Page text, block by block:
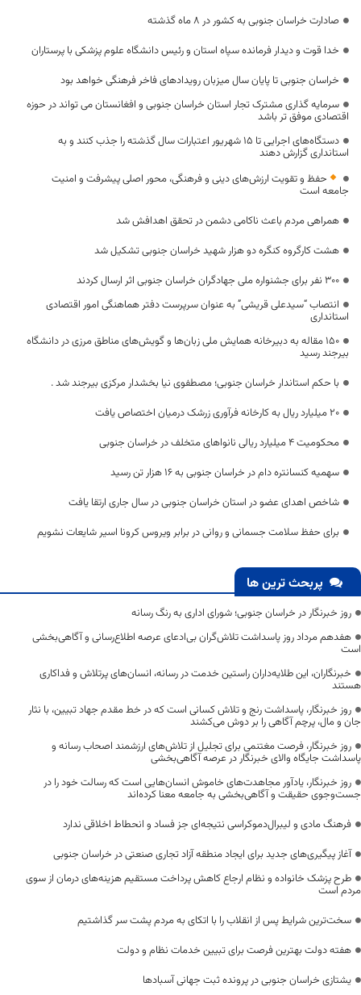
صادارت خراسان جنوبی به کشور در 8 ماه گذشته
خدا قوت و دیدار فرمانده سپاه استان و رئیس دانشگاه علوم پزشکی با پرستاران
خراسان جنوبی تا پایان سال میزبان رویدادهای فاخر فرهنگی خواهد بود
سرمایه گذاری مشترک تجار استان خراسان جنوبی و افغانستان می تواند در حوزه
اقتصادی موفق تر باشد
دستگاه‌های اجرایی تا ۱۵ شهریور اعتبارات سال گذشته را جذب کنند و به
استانداری گزارش دهند
حفظ و تقویت ارزش‌های دینی و فرهنگی، محور اصلی پیشرفت و امنیت
جامعه است
همراهی مردم باعث ناکامی دشمن در تحقق اهدافش شد
هشت کارگروه کنگره دو هزار شهید خراسان جنوبی تشکیل شد
۳۰۰ نفر برای جشنواره ملی جهادگران خراسان جنوبی اثر ارسال کردند
انتصاب “سیدعلی قریشی” به عنوان سرپرست دفتر هماهنگی امور اقتصادی
استانداری
۱۵۰ مقاله به دبیرخانه همایش ملی زبان‌ها و گویش‌های مناطق مرزی در دانشگاه
بیرجند رسید
با حکم استاندار خراسان جنوبی؛ مصطفوی نیا بخشدار مرکزی بیرجند شد .
20 میلیارد ریال به کارخانه فرآوری زرشک درمیان اختصاص یافت
محکومیت ۴ میلیارد ریالی نانوا‌های متخلف در خراسان جنوبی
سهمیه کنسانتره دام در خراسان جنوبی به ۱۶ هزار تن رسید
شاخص اهدای عضو در استان خراسان جنوبی در سال جاری ارتقا یافت
برای حفظ سلامت جسمانی و روانی در برابر ویروس کرونا اسیر شایعات نشویم
پربحث ترین ها
روز خبرنگار در خراسان جنوبی؛ شورای اداری به رنگ رسانه
هفدهم مرداد روز پاسداشت تلاش‌گران بی‌ادعای عرصه اطلاع‌رسانی و آگاهی‌بخشی
است
خبرنگاران، این طلایه‌داران راستین خدمت در رسانه، انسان‌های پرتلاش و فداکاری
هستند
روز خبرنگار، پاسداشت رنج و تلاش کسانی است که در خط مقدم جهاد تبیین، با نثار
جان و مال، پرچم آگاهی را بر دوش می‌کشند
روز خبرنگار، فرصت مغتنمی برای تجلیل از تلاش‌های ارزشمند اصحاب رسانه و
پاسداشت جایگاه والای خبرنگار در عرصه آگاهی‌بخشی
روز خبرنگار، یادآور مجاهدت‌های خاموش انسان‌هایی است که رسالت خود را در
جست‌وجوی حقیقت و آگاهی‌بخشی به جامعه معنا کرده‌اند
فرهنگ مادی و لیبرال‌دموکراسی نتیجه‌ای جز فساد و انحطاط اخلاقی ندارد
آغاز پیگیری‌های جدید برای ایجاد منطقه آزاد تجاری صنعتی در خراسان جنوبی
طرح پزشک خانواده و نظام ارجاع کاهش پرداخت مستقیم هزینه‌های درمان از سوی
مردم است
سخت‌ترین شرایط پس از انقلاب را با اتکای به مردم پشت سر گذاشتیم
هفته دولت بهترین فرصت برای تبیین خدمات نظام و دولت
یشتازی خراسان جنوبی در پرونده ثبت جهانی آسبادها